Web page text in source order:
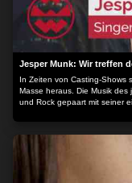
Jesper Munk: Wir treffen
In Zeiten von Casting-Shows
Masse heraus. Die Musik
und Rock gepaart mit seiner